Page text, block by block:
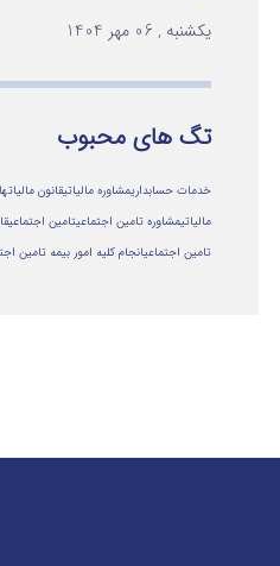
یکشنبه , 06 مهر 1404
تگ های محبوب
خدمات حسابداریمشاوره مالیاتیقانون
مالياتيمشاوره تامین اجتماعیتامین اجتماعی
تامین اجتماعیانجام کلیه امور بیمه تامین